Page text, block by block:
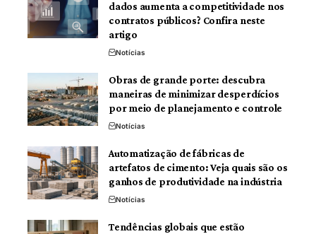
dados aumenta a competitividade nos
contratos públicos? Confira neste
artigo
Notícias
Obras de grande porte: descubra
maneiras de minimizar desperdícios
por meio de planejamento e controle
Notícias
Automatização de fábricas de
artefatos de cimento: Veja quais são os
ganhos de produtividade na indústria
Notícias
Tendências globais que estão